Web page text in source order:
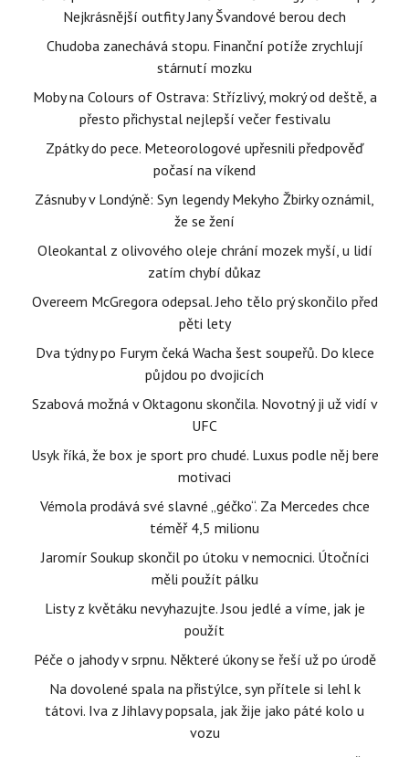
Nejkrásnější outfity Jany Švandové berou dech
Chudoba zanechává stopu. Finanční potíže zrychlují
stárnutí mozku
Moby na Colours of Ostrava: Střízlivý, mokrý od deště, a
přesto přichystal nejlepší večer festivalu
Zpátky do pece. Meteorologové upřesnili předpověď
počasí na víkend
Zásnuby v Londýně: Syn legendy Mekyho Žbirky oznámil,
že se žení
Oleokantal z olivového oleje chrání mozek myší, u lidí
zatím chybí důkaz
Overeem McGregora odepsal. Jeho tělo prý skončilo před
pěti lety
Dva týdny po Furym čeká Wacha šest soupeřů. Do klece
půjdou po dvojicích
Szabová možná v Oktagonu skončila. Novotný ji už vidí v
UFC
Usyk říká, že box je sport pro chudé. Luxus podle něj bere
motivaci
Vémola prodává své slavné „géčko“. Za Mercedes chce
téměř 4,5 milionu
Jaromír Soukup skončil po útoku v nemocnici. Útočníci
měli použít pálku
Listy z květáku nevyhazujte. Jsou jedlé a víme, jak je
použít
Péče o jahody v srpnu. Některé úkony se řeší už po úrodě
Na dovolené spala na přistýlce, syn přítele si lehl k
tátovi. Iva z Jihlavy popsala, jak žije jako páté kolo u
vozu